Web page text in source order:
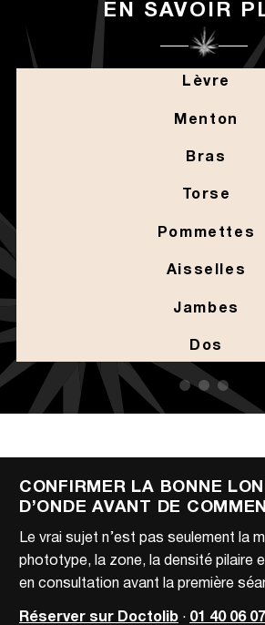
EN SAVOIR
Lèvre
Menton
Bras
Torse
Pommettes
Aisselles
Jambes
Dos
CONFIRMER LA BONNE
D’ONDE AVANT DE
Le vrai sujet n’est pas seulement la
phototype, la zone, la densité pilaire
en consultation avant la première
Réserver sur Doctolib · 01 40 06